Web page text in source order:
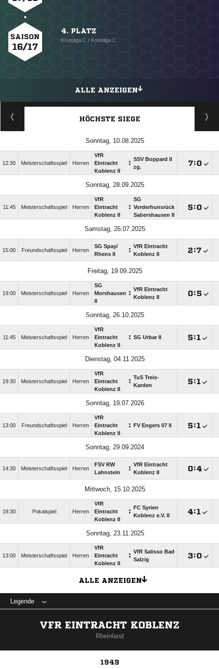
SAISON
16/17
4. PLATZ
Kreisliga C / Kreisliga C
ALLE ANZEIGEN
HÖCHSTE SIEGE
Sonntag, 10.08.2025
12:30 Meisterschaftsspiel Herren
VfR
Eintracht
Koblenz II
: SSV Boppard II
zg.
:
Sonntag, 28.09.2025
11:45 Meisterschaftsspiel Herren
VfR
Eintracht
Koblenz II
:
SG
Vorderhunsrück
Sabershausen II
:
Samstag, 26.07.2025
15:00 Freundschaftsspiel Herren
SG Spay/​
Rhens II
: VfR Eintracht
Koblenz II
:
Freitag, 19.09.2025
19:00 Meisterschaftsspiel Herren
SG
Morshausen : VfR Eintracht
Koblenz II
:
Sonntag, 26.10.2025
11:45 Meisterschaftsspiel Herren
VfR
Eintracht
Koblenz II
: SG Urbar II :
Dienstag, 04.11.2025
19:30 Meisterschaftsspiel Herren
VfR
Eintracht
Koblenz II
: TuS Treis-
Karden
:
Sonntag, 19.07.2026
13:00 Freundschaftsspiel Herren
VfR
Eintracht
Koblenz II
: FV Engers 07 II :
Sonntag, 29.09.2024
14:30 Meisterschaftsspiel Herren
FSV RW
Lahnstein
: VfR Eintracht
Koblenz II
:
Mittwoch, 15.10.2025
19:30 Pokalspiel Herren
VfR
Eintracht
Koblenz II
:
FC Syrien
Koblenz e.V. II
:
Sonntag, 23.11.2025
13:00 Meisterschaftsspiel Herren
VfR
Eintracht
Koblenz II
: VfR Salisso Bad
Salzig
:
ALLE ANZEIGEN
Legende
VFR EINTRACHT KOBLENZ
Rheinland
1949